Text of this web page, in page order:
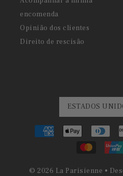
encomenda
Opinião dos clientes
Direito de rescisão
© 2026 La Parisienne •